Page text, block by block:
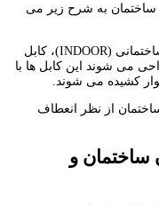
به شرح زیر می
کابل تلفن ده زوج طوسی هوایی کابل داخل ساختمانی (INDOOR)، کابل
می شوند این کابل ها با
کشیده می شوند.
از نظر انعطاف
ساختمان و